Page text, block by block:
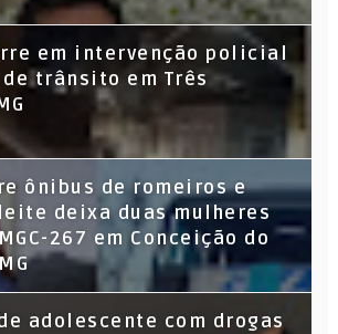
em intervenção policial
trânsito em Três
ônibus de romeiros e
deixa duas mulheres
267 em Conceição do
adolescente com drogas